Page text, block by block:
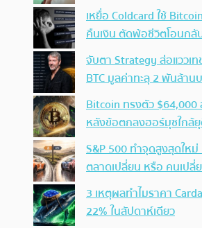
เหยื่อ Coldcard ใช้
คืนเงิน ตัดพ้อชีวิตโอนก
จับตา Strategy ส่อแววเ
BTC มูลค่าทะลุ 2 พันล้าน
Bitcoin ทรงตัว $64,000
หลังข้อตกลงฮอร์มุซใกล้
S&P 500 ทำจุดสูงสุดให
ตลาดเปลี่ยน หรือ คนเปลี่
3 เหตุผลทำไมราคา
22% ในสัปดาห์เดียว